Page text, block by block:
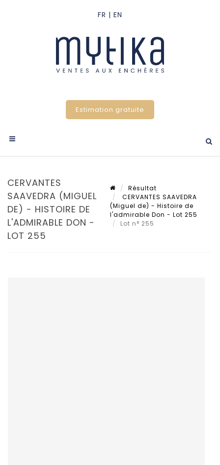
Estimation gratuite
CERVANTES
SAAVEDRA (MIGUEL
DE) - HISTOIRE DE
L'ADMIRABLE DON -
LOT 255
Résultat
CERVANTES SAAVEDRA
(Miguel de) - Histoire de
l'admirable Don - Lot 255
Lot n° 255